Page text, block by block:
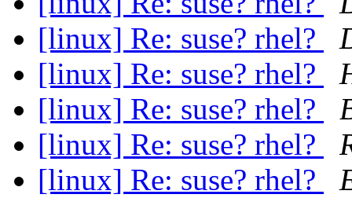
[linux] Re: suse? rhel?
[linux] Re: suse? rhel?
[linux] Re: suse? rhel?
[linux] Re: suse? rhel?
[linux] Re: suse? rhel?